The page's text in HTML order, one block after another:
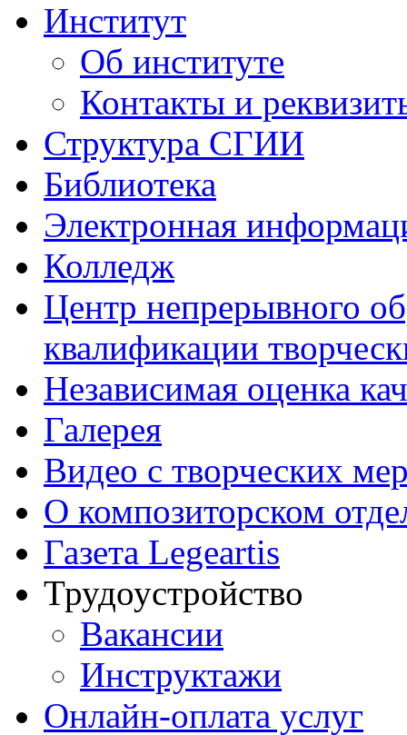
Институт
Об институте
Контакты и
Структура СГИИ
Библиотека
Электронная
Колледж
Центр непрерывного
квалификации
Независимая оценка
Галерея
Видео с творческих
О композиторском
Газета Legeartis
Трудоустройство
Вакансии
Инструктажи
Онлайн-оплата услуг